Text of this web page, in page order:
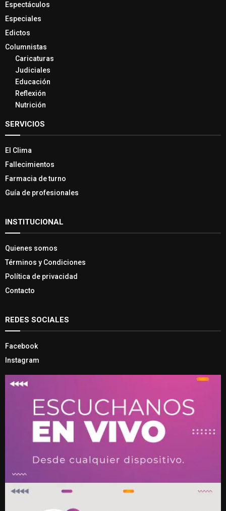
Espectáculos
Especiales
Edictos
Columnistas
Caricaturas
Judiciales
Educación
Reflexión
Nutrición
SERVICIOS
El Clima
Fallecimientos
Farmacia de turno
Guía de profesionales
INSTITUCIONAL
Quienes somos
Términos y Condiciones
Política de privacidad
Contacto
REDES SOCIALES
Facebook
Instagram